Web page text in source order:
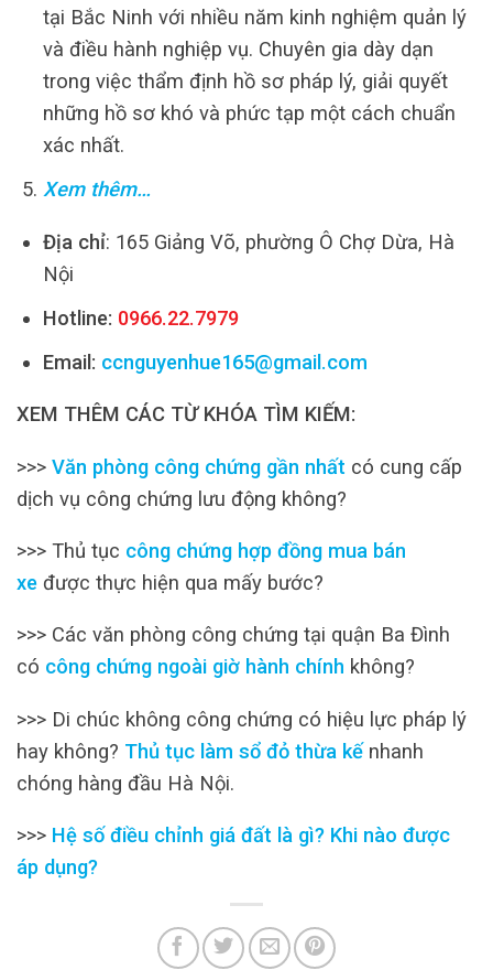
tại Bắc Ninh với nhiều năm kinh nghiệm quản lý
và điều hành nghiệp vụ. Chuyên gia dày dạn
trong việc thẩm định hồ sơ pháp lý, giải quyết
những hồ sơ khó và phức tạp một cách chuẩn
xác nhất.
Xem thêm…
Địa chỉ: 165 Giảng Võ, phường Ô Chợ Dừa, Hà
Nội
Hotline: 0966.22.7979
Email: ccnguyenhue165@gmail.com
XEM THÊM CÁC TỪ KHÓA TÌM KIẾM:
>>> Văn phòng công chứng gần nhất có cung cấp
dịch vụ công chứng lưu động không?
>>> Thủ tục công chứng hợp đồng mua bán
xe được thực hiện qua mấy bước?
>>> Các văn phòng công chứng tại quận Ba Đình
có công chứng ngoài giờ hành chính không?
>>> Di chúc không công chứng có hiệu lực pháp lý
hay không? Thủ tục làm sổ đỏ thừa kế nhanh
chóng hàng đầu Hà Nội.
>>> Hệ số điều chỉnh giá đất là gì? Khi nào được
áp dụng?